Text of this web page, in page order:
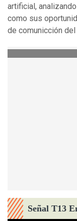
artificial,
como sus
de comunicción del
Señal T13